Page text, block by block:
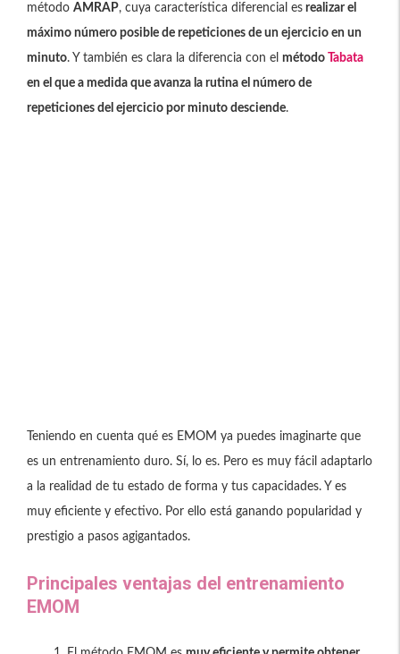
método AMRAP, cuya característica diferencial es realizar el
máximo número posible de repeticiones de un ejercicio en un
minuto. Y también es clara la diferencia con el método Tabata
en el que a medida que avanza la rutina el número de
repeticiones del ejercicio por minuto desciende.
Teniendo en cuenta qué es EMOM ya puedes imaginarte que
es un entrenamiento duro. Sí, lo es. Pero es muy fácil adaptarlo
a la realidad de tu estado de forma y tus capacidades. Y es
muy eficiente y efectivo. Por ello está ganando popularidad y
prestigio a pasos agigantados.
Principales ventajas del entrenamiento
EMOM